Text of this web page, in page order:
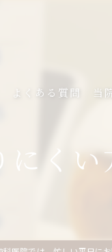
よくある質問 当
くい